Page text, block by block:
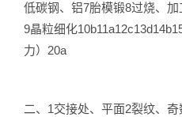
低碳钢、铝7胎模锻8过烧、加
9晶粒细化
力）20a
二、1交接处、平面2裂纹、